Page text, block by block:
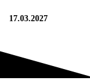
17.03.2027